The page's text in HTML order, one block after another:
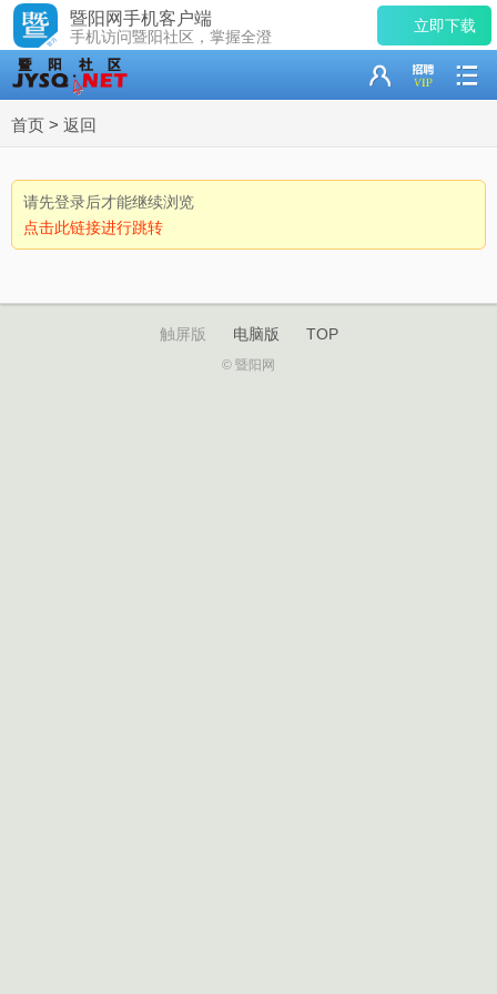
暨阳网手机客户端
手机访问暨阳社区，掌握全澄
立即下载
首页 > 返回
请先登录后才能继续浏览
点击此链接进行跳转
触屏版 电脑版 TOP
© 暨阳网